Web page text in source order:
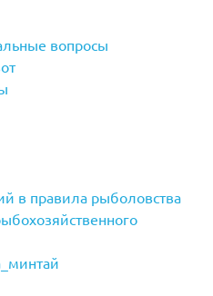
вопросы
в правила рыболовства